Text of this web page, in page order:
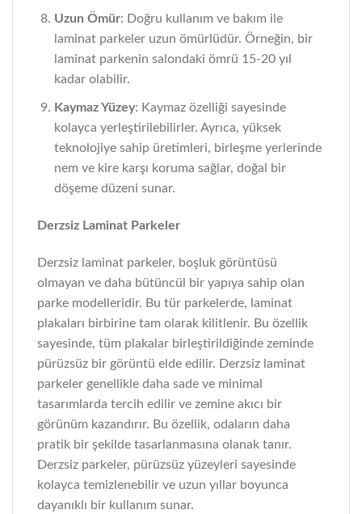
Uzun Ömür: Doğru kullanım ve bakım ile
laminat parkeler uzun ömürlüdür. Örneğin, bir
laminat parkenin salondaki ömrü 15-20 yıl
kadar olabilir.
Kaymaz Yüzey: Kaymaz özelliği sayesinde
kolayca yerleştirilebilirler. Ayrıca, yüksek
teknolojiye sahip üretimleri, birleşme yerlerinde
nem ve kire karşı koruma sağlar, doğal bir
döşeme düzeni sunar.
Derzsiz Laminat Parkeler
Derzsiz laminat parkeler, boşluk görüntüsü
olmayan ve daha bütüncül bir yapıya sahip olan
parke modelleridir. Bu tür parkelerde, laminat
plakaları birbirine tam olarak kilitlenir. Bu özellik
sayesinde, tüm plakalar birleştirildiğinde zeminde
pürüzsüz bir görüntü elde edilir. Derzsiz laminat
parkeler genellikle daha sade ve minimal
tasarımlarda tercih edilir ve zemine akıcı bir
görünüm kazandırır. Bu özellik, odaların daha
pratik bir şekilde tasarlanmasına olanak tanır.
Derzsiz parkeler, pürüzsüz yüzeyleri sayesinde
kolayca temizlenebilir ve uzun yıllar boyunca
dayanıklı bir kullanım sunar.